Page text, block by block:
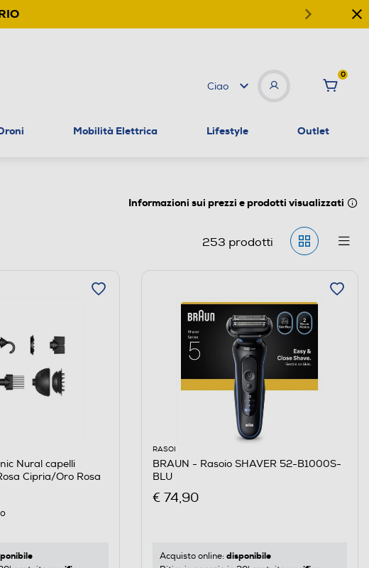
Ciao
0
Mobilità Elettrica Lifestyle Outlet
Informazioni sui prezzi e prodotti visualizzati
253 prodotti
Nural capelli
Cipria/Oro Rosa
RASOI
BRAUN - Rasoio SHAVER 52-B1000S-
BLU
€ 74,90
Acquisto online: disponibile